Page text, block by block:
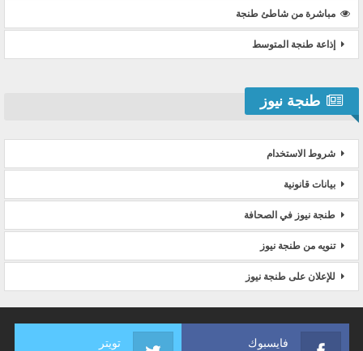
مباشرة من شاطئ طنجة
إذاعة طنجة المتوسط
طنجة نيوز
شروط الاستخدام
بيانات قانونية
طنجة نيوز في الصحافة
تنويه من طنجة نيوز
للإعلان على طنجة نيوز
فايسبوك تويتر